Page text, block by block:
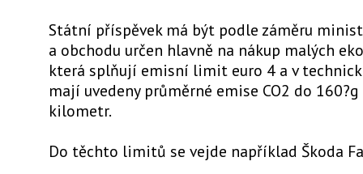
Státní příspěvek má být podle záměru
a obchodu určen hlavně na nákup malých
která splňují emisní limit euro 4 a v
mají uvedeny průměrné emise CO2 do
kilometr.
Do těchto limitů se vejde například Škoda